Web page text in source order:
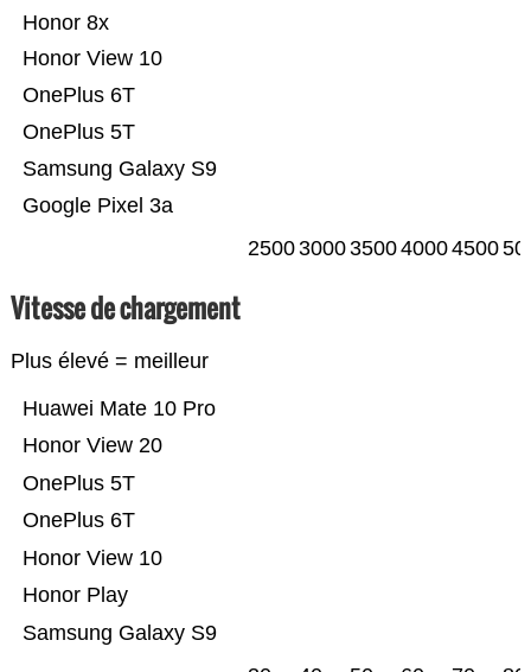
Google Pixel 3a
Samsung Galaxy S9
OnePlus 5T
OnePlus 6T
Honor View 10
Honor 8x
25003000350040004500
Vitesse de chargement
Plus élevé = meilleur
Samsung Galaxy S9
Honor Play
Honor View 10
OnePlus 6T
OnePlus 5T
Honor View 20
Huawei Mate 10 Pro